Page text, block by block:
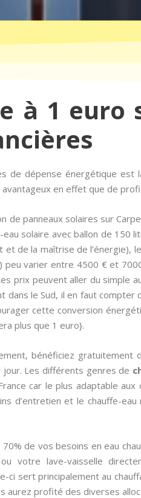
à 1 euro
de dépense énergétique
en effet que de
de panneaux solaires sur
solaire avec ballon de 150
et de la maîtrise de l’énergie),
varier entre 4500 € et
prix peuvent aller du simple
le Sud, il en faut compter
cette conversion
plus que 1 euro}.
bénéficiez
Les différents genres de
car le plus adaptable
d’entretien et le chauffe-
de vos besoins en eau
votre lave-vaisselle
ci sert principalement au
aurez profité des diverses